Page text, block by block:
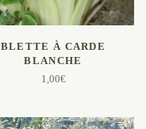
AJOUTER AU PANIER
BLETTE À CARDE
BLANCHE
1,00€